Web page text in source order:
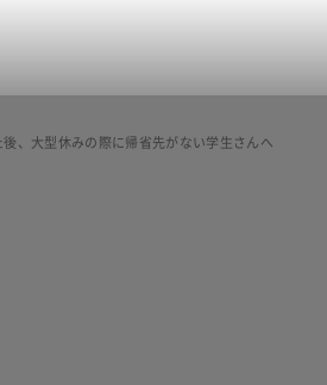
、大型休みの際に帰省先がない学生さんへ